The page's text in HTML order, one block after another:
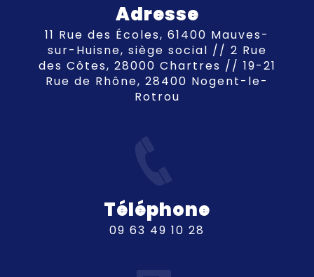
Adresse
11 Rue des Écoles, 61400 Mauves-
sur-Huisne, siège social // 2 Rue
des Côtes, 28000 Chartres // 19-21
Rue de Rhône, 28400 Nogent-le-
Rotrou
Téléphone
09 63 49 10 28